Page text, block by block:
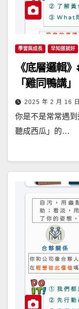
學習與成長 早知道就好
《底層邏輯
「雞同鴨講」
2025 年 2 月 16 日
你是不是常常遇
聽成西瓜」的…